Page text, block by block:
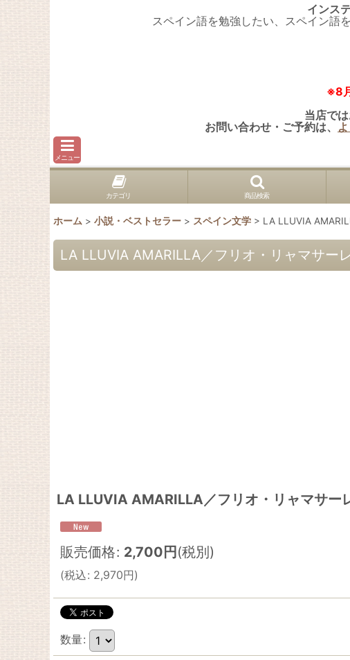
インス
スペイン語を勉強したい、スペイン語
※8
当店で
お問い合わせ・ご予約は、
メニュー
カテゴリ 商品検索
ホーム > 小説・ベストセラー > スペイン文学 > LA LLUVIA
LA LLUVIA AMARILLA／フリオ・リャマサー
LA LLUVIA AMARILLA／フリオ・リャマサー
販売価格: 2,700 円 (税別)
(税込: 2,970円)
数量: